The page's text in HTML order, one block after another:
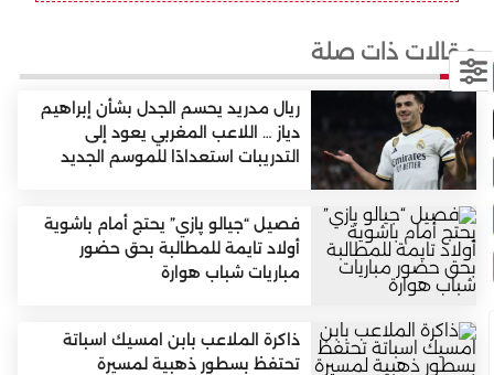
مقالات ذات صلة
ريال مدريد يحسم الجدل بشأن إبراهيم
دياز … اللاعب المغربي يعود إلى
التدريبات استعدادًا للموسم الجديد
فصيل “جيالو پازي” يحتج أمام باشوية
أولاد تايمة للمطالبة بحق حضور
مباريات شباب هوارة
ذاكرة الملاعب بابن امسيك اسباتة
تحتفظ بسطور ذهبية لمسيرة